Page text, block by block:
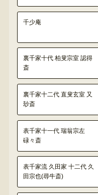
千少庵
裏千家十代 柏叟宗室 認得
斎
裏千家十二代 直叟玄室 又
玅斎
表千家十一代 瑞翁宗左
碌々斎
表千家流 久田家 十二代 久
田宗也(尋牛斎)